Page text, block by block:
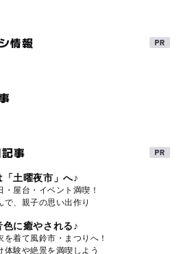
情報
事
「土曜夜市」へ♪
・屋台・イベント満喫！
で、親子の思い出作り
色に癒やされる♪
を着て風鈴市・まつりへ！
体験や絶景を満喫しよう